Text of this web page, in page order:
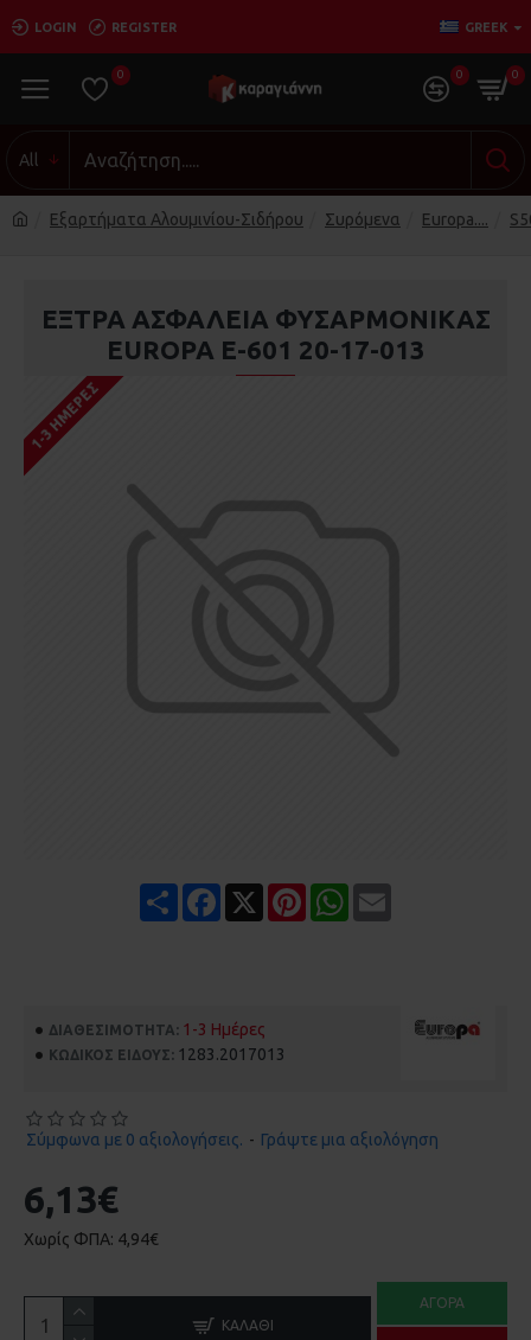
LOGIN REGISTER GREEK
0 0 0
All
Εξαρτήματα Αλουμινίου-Σιδήρου Συρόμενα Europa....
ΕΞΤΡΑ ΑΣΦΑΛΕΙΑ ΦΥΣΑΡΜΟΝΙΚΑΣ
EUROPA Ε-601 20-17-013
1-3 ΗΜΈΡΕΣ
Share Facebook PinterestWhatsApp
ΔΙΑΘΕΣΙΜΌΤΗΤΑ: 1-3 Ημέρες
ΚΩΔΙΚΌΣ ΕΊΔΟΥΣ: 1283.2017013
Σύμφωνα με 0 αξιολογήσεις. - Γράψτε μια αξιολόγηση
6,13€
Χωρίς ΦΠΑ: 4,94€
ΚΑΛΆΘΙ
ΑΓΟΡΆ